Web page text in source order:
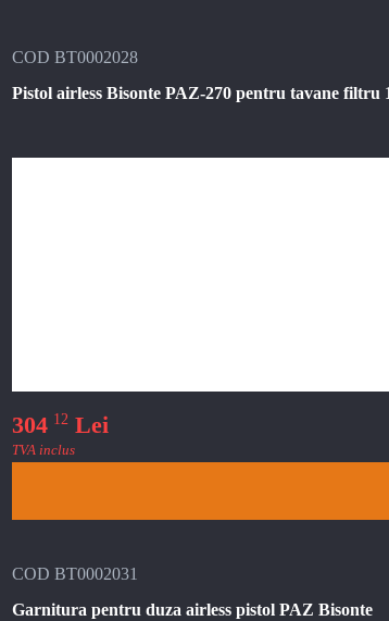
COD BT0002028
Pistol airless Bisonte PAZ-270 pentru tavane filtru
304 12 Lei
TVA inclus
COD BT0002031
Garnitura pentru duza airless pistol PAZ Bisonte